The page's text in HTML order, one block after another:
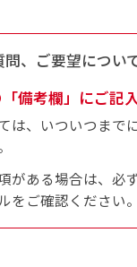
問、ご要望につい
備考欄」にご記
は、いついつまで
がある場合は、必
をご確認ください。